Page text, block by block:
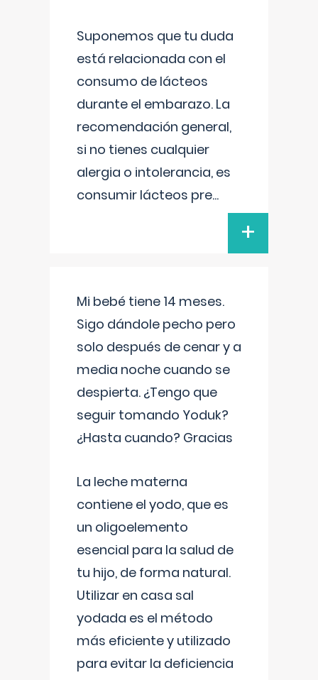
Suponemos que tu duda
está relacionada con el
consumo de lácteos
durante el embarazo. La
recomendación general,
si no tienes cualquier
alergia o intolerancia, es
consumir lácteos pre...
+
Mi bebé tiene 14 meses.
Sigo dándole pecho pero
solo después de cenar y a
media noche cuando se
despierta. ¿Tengo que
seguir tomando Yoduk?
¿Hasta cuando? Gracias
La leche materna
contiene el yodo, que es
un oligoelemento
esencial para la salud de
tu hijo, de forma natural.
Utilizar en casa sal
yodada es el método
más eficiente y utilizado
para evitar la deficiencia